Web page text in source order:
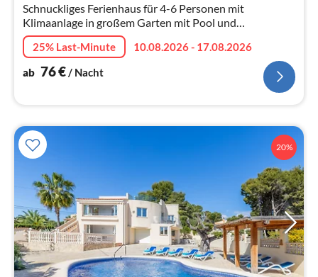
Schnuckliges Ferienhaus für 4-6 Personen mit
Klimaanlage in großem Garten mit Pool und
Autostellplatz
25% Last-Minute
10.08.2026 - 17.08.2026
ab 76€/ Nacht
20%